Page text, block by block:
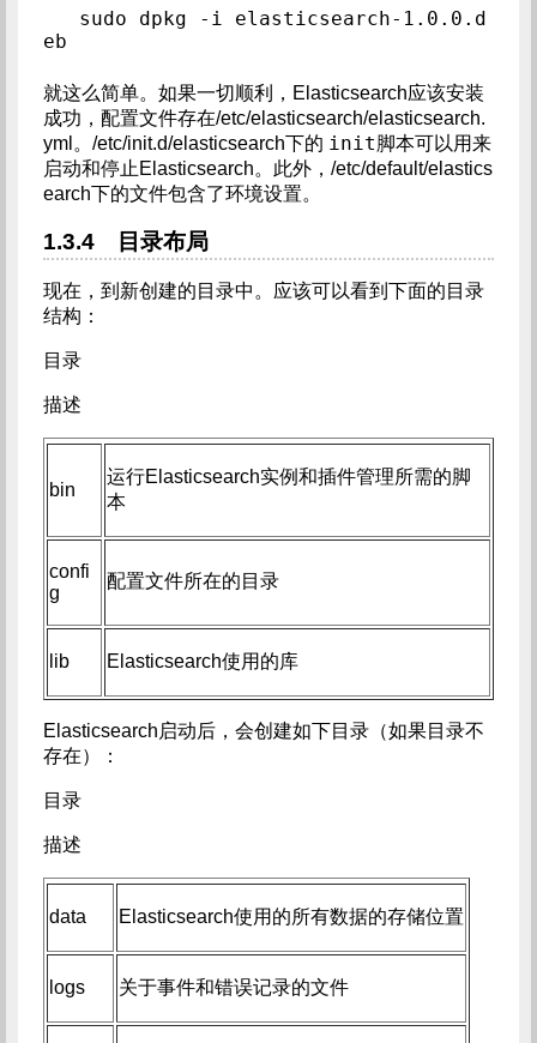
sudo dpkg -i elasticsearch-1.0.0.d
eb
就这么简单。如果一切顺利，Elasticsearch应该安装
成功，配置文件存在/etc/elasticsearch/elasticsearch.
yml。/etc/init.d/elasticsearch下的 init脚本可以用来
启动和停止Elasticsearch。此外，/etc/default/elastics
earch下的文件包含了环境设置。
1.3.4 目录布局
现在，到新创建的目录中。应该可以看到下面的目录
结构：
目录
描述
bin
运行Elasticsearch实例和插件管理所需的脚
本
confi
g
配置文件所在的目录
lib Elasticsearch使用的库
Elasticsearch启动后，会创建如下目录（如果目录不
存在）：
目录
描述
data Elasticsearch使用的所有数据的存储位置
logs 关于事件和错误记录的文件